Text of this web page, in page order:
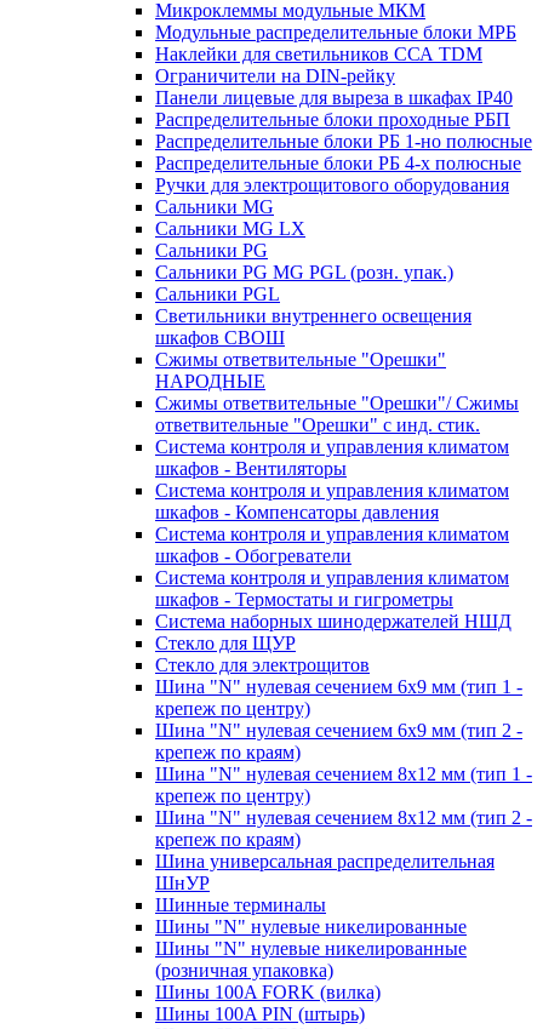
Микроклеммы модульные МКМ
Модульные распределительные блоки МРБ
Наклейки для светильников ССА TDM
Ограничители на DIN-рейку
Панели лицевые для выреза в шкафах IP40
Распределительные блоки проходные РБП
Распределительные блоки РБ 1-но полюсные
Распределительные блоки РБ 4-х полюсные
Ручки для электрощитового оборудования
Сальники MG
Сальники MG LX
Сальники PG
Сальники PG MG PGL (розн. упак.)
Сальники PGL
Светильники внутреннего освещения
шкафов СВОШ
Сжимы ответвительные "Орешки"
НАРОДНЫЕ
Сжимы ответвительные "Орешки"/ Сжимы
ответвительные "Орешки" с инд. стик.
Система контроля и управления климатом
шкафов - Вентиляторы
Система контроля и управления климатом
шкафов - Компенсаторы давления
Система контроля и управления климатом
шкафов - Обогреватели
Система контроля и управления климатом
шкафов - Термостаты и гигрометры
Система наборных шинодержателей НШД
Стекло для ЩУР
Стекло для электрощитов
Шина "N" нулевая сечением 6х9 мм (тип 1 -
крепеж по центру)
Шина "N" нулевая сечением 6х9 мм (тип 2 -
крепеж по краям)
Шина "N" нулевая сечением 8х12 мм (тип 1 -
крепеж по центру)
Шина "N" нулевая сечением 8х12 мм (тип 2 -
крепеж по краям)
Шина универсальная распределительная
ШнУР
Шинные терминалы
Шины "N" нулевые никелированные
Шины "N" нулевые никелированные
(розничная упаковка)
Шины 100A FORK (вилка)
Шины 100A PIN (штырь)